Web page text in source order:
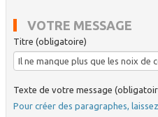
VOTRE MESSAGE
Titre (obligatoire)
Texte de votre message
Pour créer des paragraphes,